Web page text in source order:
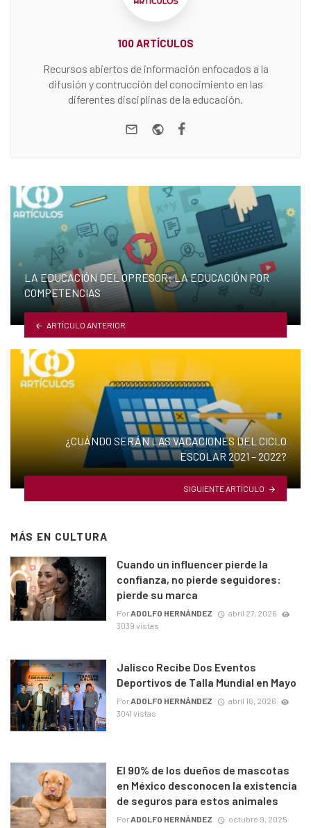
100 ARTÍCULOS
Recursos abiertos de información enfocados a la
difusión y contrucción del conocimiento en las
diferentes disciplinas de la educación.
e-mail Website
LA EDUCACIÓN DEL OPRESOR: LA EDUCACIÓN POR
COMPETENCIAS
ARTÍCULO ANTERIOR
¿CUÁNDO SERÁN LAS VACACIONES DEL CICLO
ESCOLAR 2021 – 2022?
SIGUIENTE ARTÍCULO
MÁS EN CULTURA
Cuando un influencer pierde la
confianza, no pierde seguidores:
pierde su marca
PorADOLFO HERNÁNDEZ
abril 27, 2026
3039 vistas
Jalisco Recibe Dos Eventos
Deportivos de Talla Mundial en Mayo
PorADOLFO HERNÁNDEZ
abril 16, 2026
3041 vistas
El 90% de los dueños de mascotas
en México desconocen la existencia
de seguros para estos animales
PorADOLFO HERNÁNDEZ
octubre 9, 2025